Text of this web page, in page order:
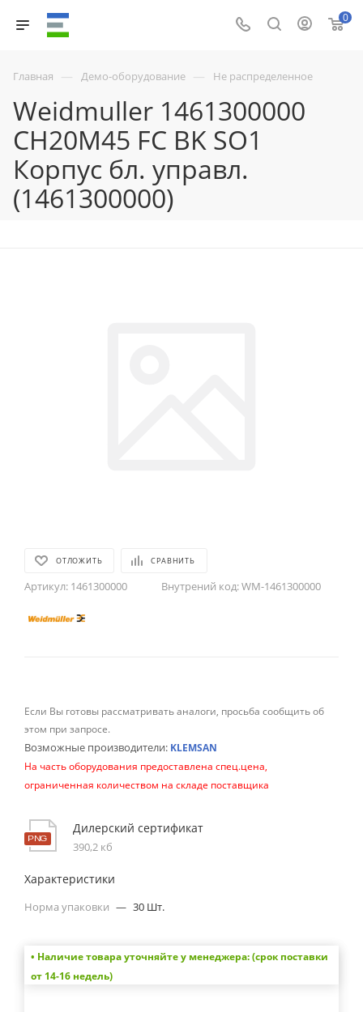
0
Главная — Демо-оборудование — Не распределенное
Weidmuller 1461300000
CH20M45 FC BK SO1
Корпус бл. управл.
(1461300000)
ОТЛОЖИТЬ СРАВНИТЬ
Артикул: 1461300000 Внутрений код:WM-1461300000
Если Вы готовы рассматривать аналоги, просьба сообщить об
этом при запросе.
Возможные производители: KLEMSAN
На часть оборудования предоставлена спец.цена,
ограниченная количеством на складе поставщика
Дилерский сертификат
390,2 кб
Характеристики
Норма упаковки — 30 Шт.
• Наличие товара уточняйте у менеджера: (срок поставки
от 14-16 недель)